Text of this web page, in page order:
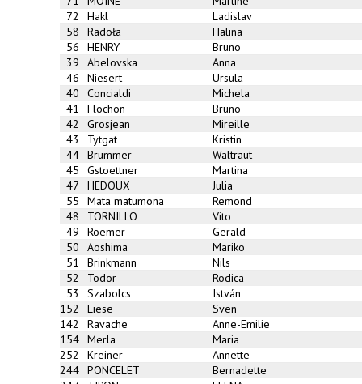
72
Hakl
Ladislav
58
Radoła
Halina
56
HENRY
Bruno
39
Abelovska
Anna
46
Niesert
Ursula
40
Concialdi
Michela
41
Flochon
Bruno
42
Grosjean
Mireille
43
Tytgat
Kristin
44 Brümmer
Waltraut
45
Gstoettner
Martina
47
HEDOUX
Julia
55
Mata matumona
Remond
48
TORNILLO
Vito
49
Roemer
Gerald
50
Aoshima
Mariko
51
Brinkmann
Nils
52
Todor
Rodica
53
Szabolcs
István
152
Liese
Sven
142
Ravache
Anne-Emilie
154 Merla
Maria
252
Kreiner
Annette
244 PONCELET
Bernadette